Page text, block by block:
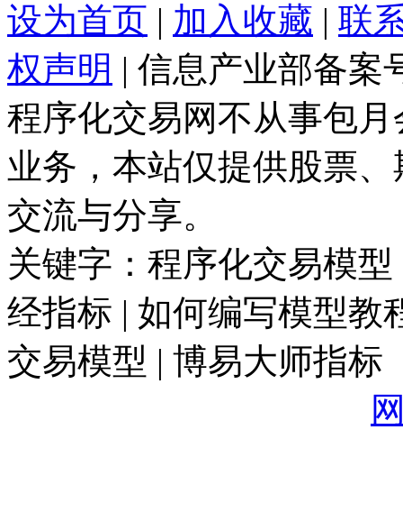
设为首页 | 加入收藏 | 联
权声明 | 信息产业部备案
程序化交易网不从事包
业务，本站仅提供股票
交流与分享。
关键字：程序化交易模
经指标 | 如何编写模型教
交易模型 | 博易大师指标